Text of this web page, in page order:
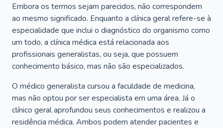
Embora os termos sejam parecidos, não correspondem
ao mesmo significado. Enquanto a clínica geral refere-se à
especialidade que inclui o diagnóstico do organismo como
um todo, a clínica médica está relacionada aos
profissionais generalistas, ou seja, que possuem
conhecimento básico, mas não são especializados.
O médico generalista cursou a faculdade de medicina,
mas não optou por ser especialista em uma área. Já o
clínico geral aprofundou seus conhecimentos e realizou a
residência médica. Ambos podem atender pacientes e